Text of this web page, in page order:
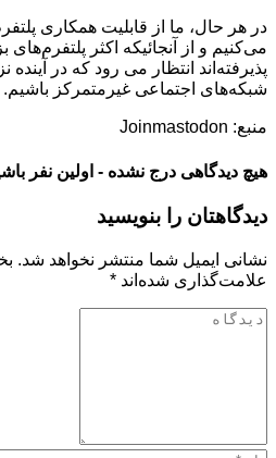
در هر حال، ما از قابلیت همکاری
پذیرفته‌اند انتظار می رود که در
شبکه‌های اجتماعی غیرمتمرکز باشیم.
منبع: Joinmastodon
هیچ دیدگاهی درج نشده - اولین نفر
دیدگاهتان را بنویسید
نشانی ایمیل شما منتشر نخواهد شد.
علامت‌گذاری شده‌اند *